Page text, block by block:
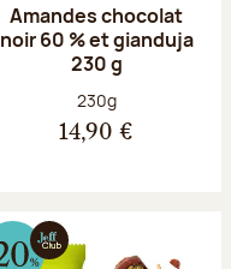
Amandes chocolat
noir 60 % et gianduja
230 g
Poids net :
230g
14,90 €